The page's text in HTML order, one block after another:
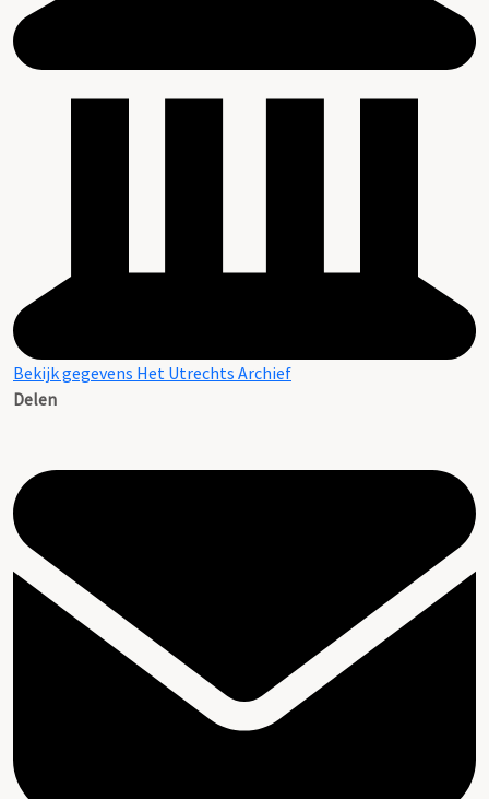
Bekijk gegevens Het Utrechts Archief
Delen